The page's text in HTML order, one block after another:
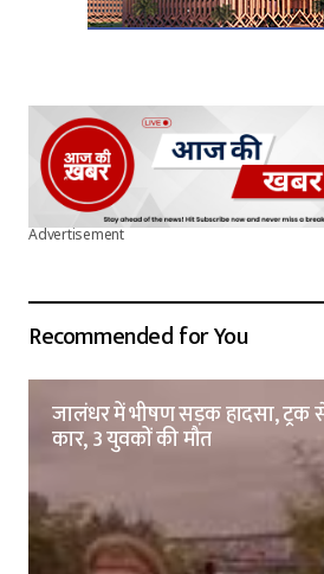
Advertisement
Recommended for You
जालंधर में भीषण सड़क हादसा, ट्रक
कार, 3 युवकों की मौत